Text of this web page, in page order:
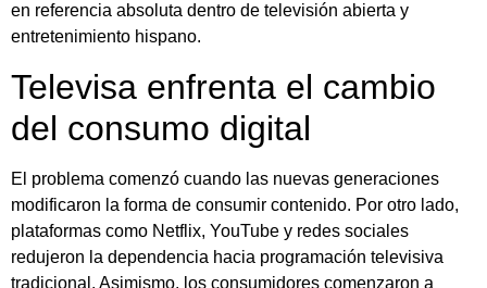
en referencia absoluta dentro de televisión abierta y
entretenimiento hispano.
Televisa enfrenta el cambio
del consumo digital
El problema comenzó cuando las nuevas generaciones
modificaron la forma de consumir contenido. Por otro lado,
plataformas como Netflix, YouTube y redes sociales
redujeron la dependencia hacia programación televisiva
tradicional. Asimismo, los consumidores comenzaron a